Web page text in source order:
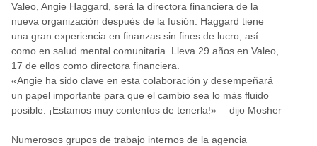
Valeo, Angie Haggard, será la directora financiera de la
nueva organización después de la fusión. Haggard tiene
una gran experiencia en finanzas sin fines de lucro, así
como en salud mental comunitaria. Lleva 29 años en Valeo,
17 de ellos como directora financiera.
«Angie ha sido clave en esta colaboración y desempeñará
un papel importante para que el cambio sea lo más fluido
posible. ¡Estamos muy contentos de tenerla!» —dijo Mosher
—.
Numerosos grupos de trabajo internos de la agencia